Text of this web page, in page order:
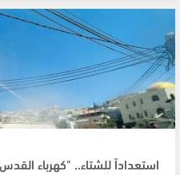
استعداداً للشتاء.. "كهرباء